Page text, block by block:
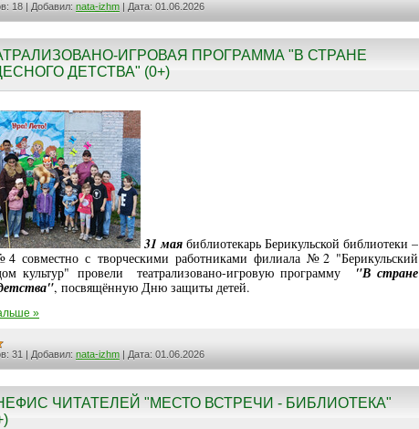
18 Добавил: nata-izhm Дата: 01.06.2026
ИГРОВАЯ ПРОГРАММА "В СТРАНЕ
ДЕТСТВА" (0+)
31 мая библиотекарь Берикульской библиотеки –
совместно с творческими работниками филиала №2 "Берикульский
культур" провели театрализовано-игровую программу
"В стране
, посвящённую Дню защиты детей.
»
31 Добавил: nata-izhm Дата: 01.06.2026
ЧИТАТЕЛЕЙ "МЕСТО ВСТРЕЧИ - БИБЛИОТЕКА"